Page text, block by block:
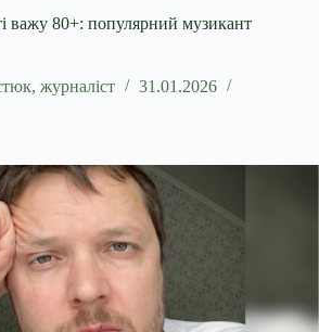
важу 80+: популярний музикант
журналіст
31.01.2026